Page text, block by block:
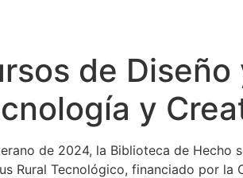
de
y
de 2024, la Biblioteca de
Rural Tecnológico, financiado por la